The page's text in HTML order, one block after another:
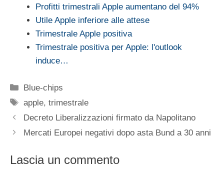
Profitti trimestrali Apple aumentano del 94%
Utile Apple inferiore alle attese
Trimestrale Apple positiva
Trimestrale positiva per Apple: l'outlook
induce…
Categorie
Blue-chips
Tag
apple,trimestrale
Decreto Liberalizzazioni firmato da Napolitano
Mercati Europei negativi dopo asta Bund a 30 anni
Lascia un commento